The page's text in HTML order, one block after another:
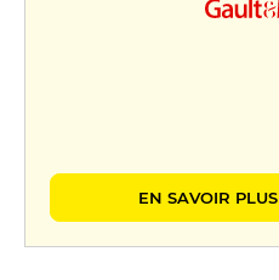
EN SAVOIR PLUS